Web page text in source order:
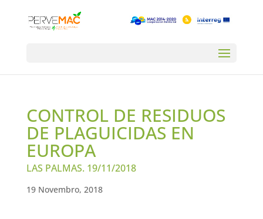
CONTROL DE RESIDUOS
DE PLAGUICIDAS EN
EUROPA
LAS PALMAS. 19/11/2018
19 Novembro, 2018